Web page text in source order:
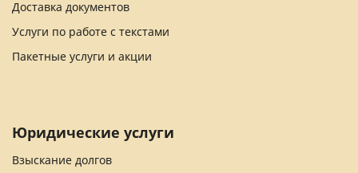
Доставка документов
Услуги по работе с текстами
Пакетные услуги и акции
Юридические услуги
Взыскание долгов